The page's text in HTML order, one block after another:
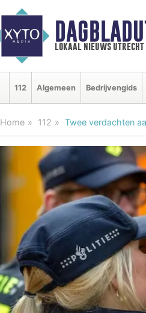
lokaal nieuws utrecht
112 Algemeen Bedrijvengids
Home 112 Twee verdachten